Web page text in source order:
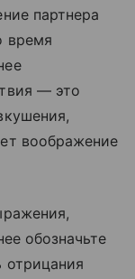
партнера
время
— это
воображение
обозначьте
отрицания